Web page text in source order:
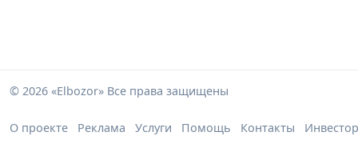
© 2026 «Elbozor» Все права защищены
О проекте Реклама Услуги Помощь Контакты